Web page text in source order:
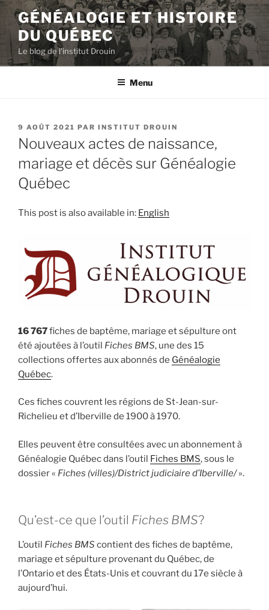
Aller
contenu
principal
GÉNÉALOGIE ET HISTOIRE
DU QUÉBEC
Le blog de l'institut Drouin
Menu
PUBLIÉ
LE
9 AOÛT 2021 PAR INSTITUT DROUIN
Nouveaux actes de naissance,
mariage et décès sur Généalogie
Québec
This post is also available in: English
16 767fiches de baptême, mariage et sépulture ont
été ajoutées à l’outil Fiches BMS, une des 15
collections offertes aux abonnés de Généalogie
Québec.
Ces fiches couvrent les régions de St-Jean-sur-
Richelieu et d’Iberville de 1900 à 1970.
Elles peuvent être consultées avec un abonnement à
Généalogie Québec dans l’outil Fiches BMS, sous le
dossier « Fiches (villes)/District judiciaire d’Iberville/».
Qu’est-ce que l’outil Fiches BMS?
L’outil Fiches BMS contient des fiches de baptême,
mariage et sépulture provenant du Québec, de
l’Ontario et des États-Unis et couvrant du 17e siècle à
aujourd’hui.